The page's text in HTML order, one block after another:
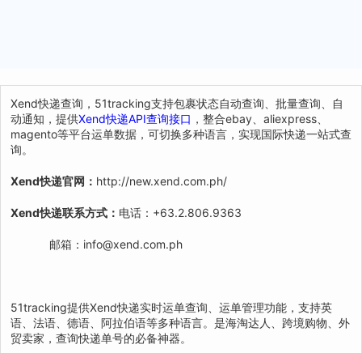
Xend快递查询，51tracking支持包裹状态自动查询、批量查询、自
动通知，提供Xend快递API查询接口 ，整合ebay、aliexpress、
magento等平台运单数据，可切换多种语言，实现国际快递一站式查
询。
Xend快递官网： http://new.xend.com.ph/
Xend快递联系方式： 电话：+63.2.806.9363
邮箱：info@xend.com.ph
51tracking提供Xend快递实时运单查询、运单管理功能，支持英
语、法语、德语、阿拉伯语等多种语言。是海淘达人、跨境购物、外
贸卖家，查询快递单号的必备神器。